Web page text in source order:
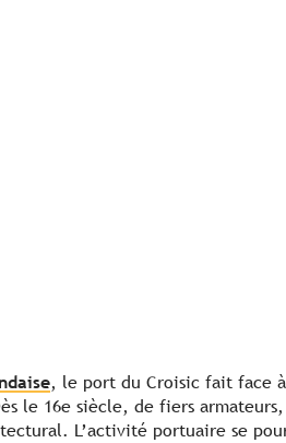
, le port du Croisic fait face
le 16e siècle, de fiers
L’activité portuaire se